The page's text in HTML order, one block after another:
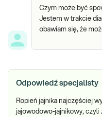
Czym może być
Jestem w trakcie
obawiam się, że
Odpowiedź specjalisty
Ropień jajnika najczęściej
jajowodowo-jajnikowy,